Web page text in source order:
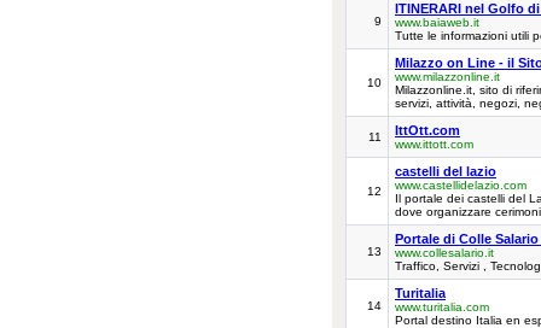
9
ITINERARI nel Golfo
www.baiaweb.it
Tutte le informazioni utili
10
Milazzo on Line - il
www.milazzonline.it
Milazzonline.it, sito di
servizi, attività, negozi,
11 IttOtt.com
www.ittott.com
12
castelli del lazio
www.castellidelazio.com
Il portale dei castelli del
dove organizzare
13
Portale di Colle Salario
www.collesalario.it
Traffico, Servizi ,
14
Turitalia
www.turitalia.com
Portal destino Italia en